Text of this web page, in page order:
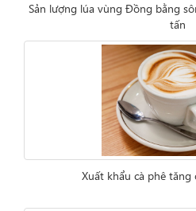
Sản lượng lúa vùng Đồng bằng
tấn
Xuất khẩu cà phê tăng